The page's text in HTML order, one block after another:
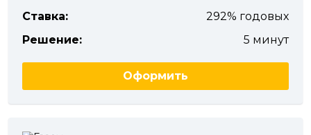
Ставка:
292% годовых
Решение:
5 минут
Оформить